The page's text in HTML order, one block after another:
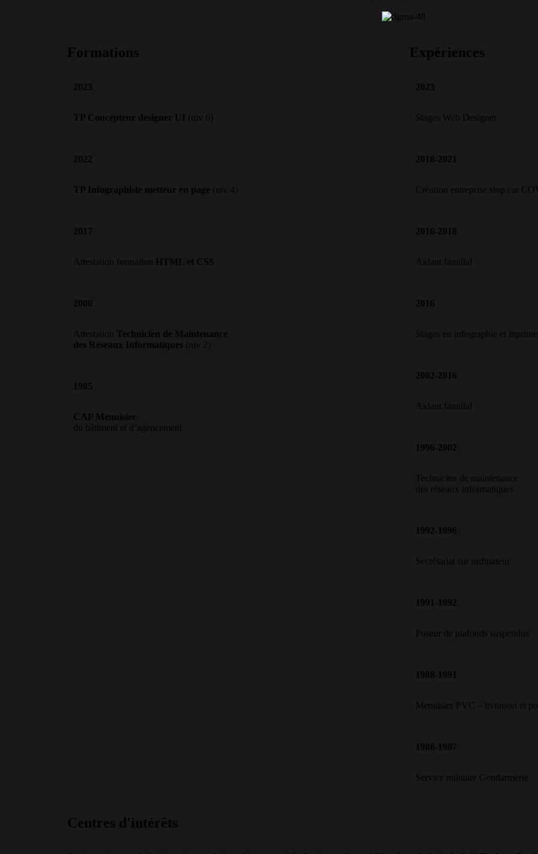
Formations
2023
TP Concepteur designer UI (niv 6)
2022
TP Infographiste metteur en page (niv 4)
2017
Attestation formation HTML et CSS
2000
Attestation
Technicien de Maintenance
des Réseaux Informatiques (niv 2)
1985
CAP Menuisier
du bâtiment et d’agencement
Expériences
2023
Stages Web Designer
2018-2021
Création entreprise stop car
2016-2018
Aidant familial
2016
Stages en infographie et
2002-2016
Aidant familial
1996-2002
Technicien de maintenance
des réseaux informatiques
1992-1996
Secrétariat sur ordinateur
1991-1992
Poseur de plafonds suspendus
1988-1991
Menuisier PVC – livraison et
1986-1987
Service militaire Gendarmerie
Centres d'intérêts